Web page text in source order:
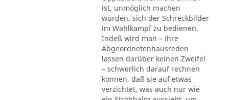
ist, unmöglich machen
würden, sich der Schreckbilder
im Wahlkampf zu bedienen.
Indeß wird man – ihre
Abgeordnetenhausreden
lassen darüber keinen Zweifel
– schwerlich darauf rechnen
können, daß sie auf etwas
verzichtet, was auch nur wie